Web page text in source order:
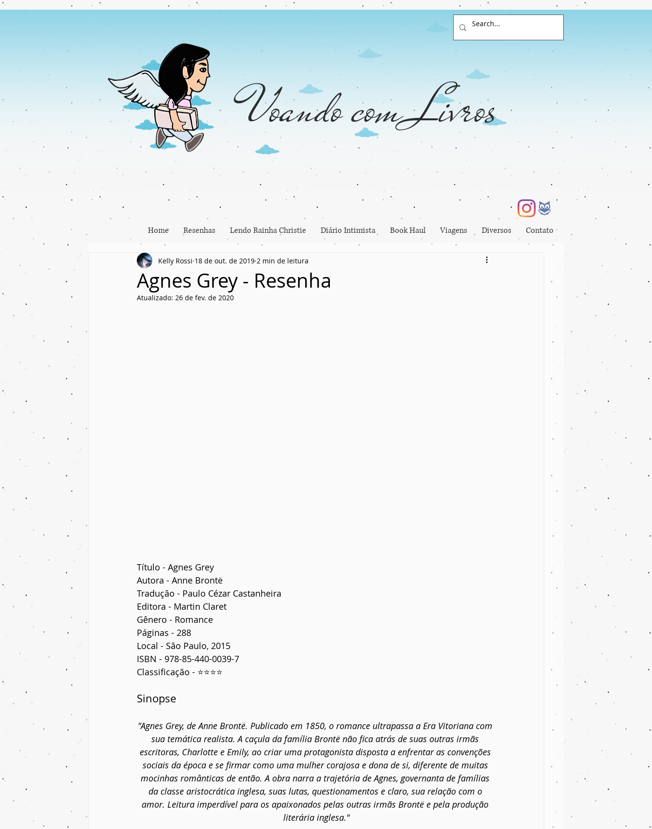
Voando com Livros
Home Resenhas Lendo Rainha Christie Diário Intimista Book Haul Viagens Diversos Contato
Agnes Grey - Resenha
Kelly Rossi 18 de out. de 2019 2 min de leitura
Atualizado: 26 de fev. de 2020
Título - Agnes Grey
Autora - Anne Brontë
Tradução - Paulo Cézar Castanheira
Editora - Martin Claret
Gênero - Romance
Páginas - 288
Local - São Paulo, 2015
ISBN - 978-85-440-0039-7
Classificação - ⭐⭐⭐⭐
Sinopse
"Agnes Grey, de Anne Brontë. Publicado em 1850, o romance ultrapassa a Era Vitoriana com
sua temática realista. A caçula da família Brontë não fica atrás de suas outras irmãs
escritoras, Charlotte e Emily, ao criar uma protagonista disposta a enfrentar as convenções
sociais da época e se firmar como uma mulher corajosa e dona de si, diferente de muitas
mocinhas românticas de então. A obra narra a trajetória de Agnes, governanta de famílias
da classe aristocrática inglesa, suas lutas, questionamentos e claro, sua relação com o
amor. Leitura imperdível para os apaixonados pelas outras irmãs Brontë e pela produção
literária inglesa."